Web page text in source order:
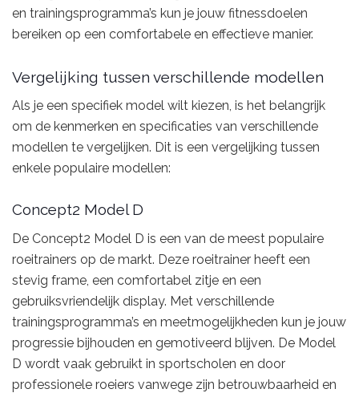
en trainingsprogramma’s kun je jouw fitnessdoelen
bereiken op een comfortabele en effectieve manier.
Vergelijking tussen verschillende modellen
Als je een specifiek model wilt kiezen, is het belangrijk
om de kenmerken en specificaties van verschillende
modellen te vergelijken. Dit is een vergelijking tussen
enkele populaire modellen:
Concept2 Model D
De Concept2 Model D is een van de meest populaire
roeitrainers op de markt. Deze roeitrainer heeft een
stevig frame, een comfortabel zitje en een
gebruiksvriendelijk display. Met verschillende
trainingsprogramma’s en meetmogelijkheden kun je jouw
progressie bijhouden en gemotiveerd blijven. De Model
D wordt vaak gebruikt in sportscholen en door
professionele roeiers vanwege zijn betrouwbaarheid en